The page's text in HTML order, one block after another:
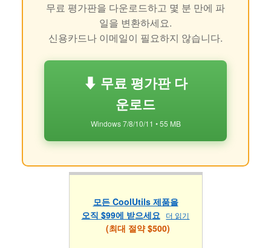
무료 평가판을 다운로드하고 몇 분 만에 파
일을 변환하세요.
신용카드나 이메일이 필요하지 않습니다.
⬇ 무료 평가판 다
운로드
Windows 7/8/10/11 • 55 MB
모든 CoolUtils 제품을
오직 $99에 받으세요
더 읽기
(최대 절약 $500)